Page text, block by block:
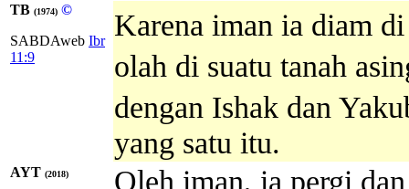
TB (1974) ©
SABDAweb Ibr
11:9
Karena iman ia diam
olah di suatu tanah
dengan Ishak dan
yang satu itu.
AYT (2018)
Oleh iman, ia pergi